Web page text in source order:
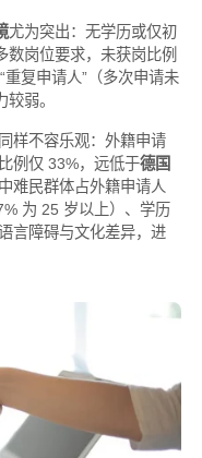
尤为突出：无学历或仅初
数岗位要求，未获岗比例
复申请人”（多次申请未
弱。
同样不容乐观：外籍申请
例仅 33%，远低于德国
难民群体占外籍申请人
为 25 岁以上）、学历
言障碍与文化差异，进